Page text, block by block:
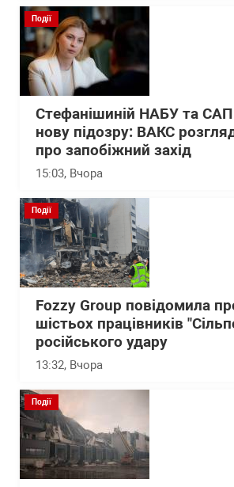
Події
Стефанішиній НАБУ та САП
нову підозру: ВАКС
про запобіжний захід
15:03, Вчора
Події
Fozzy Group повідомила
шістьох працівників
російського удару
13:32, Вчора
Події